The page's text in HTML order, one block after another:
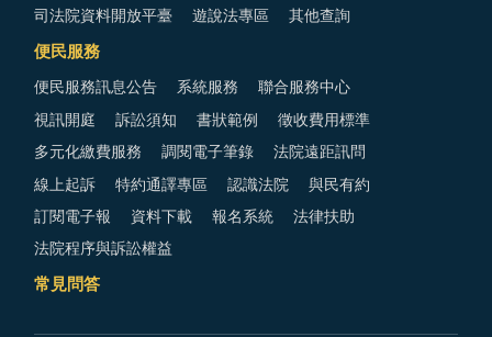
司法院資料開放平臺 遊說法專區 其他查詢
便民服務
便民服務訊息公告 系統服務 聯合服務中心
視訊開庭 訴訟須知 書狀範例 徵收費用標準
多元化繳費服務 調閱電子筆錄 法院遠距訊問
線上起訴 特約通譯專區 認識法院 與民有約
訂閱電子報 資料下載 報名系統 法律扶助
法院程序與訴訟權益
常見問答